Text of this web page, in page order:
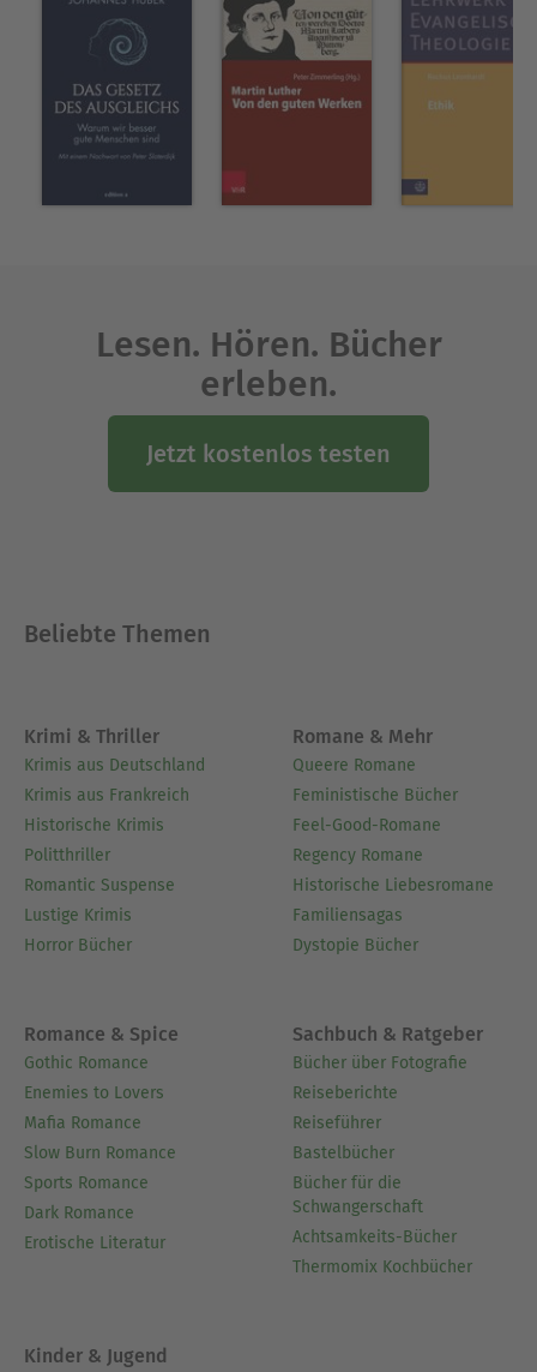
Ausblenden
Lesen. Hören. Bücher
erleben.
Jetzt kostenlos testen
Beliebte Themen
Krimi & Thriller
Krimis aus Deutschland
Krimis aus Frankreich
Historische Krimis
Politthriller
Romantic Suspense
Lustige Krimis
Horror Bücher
Romane & Mehr
Queere Romane
Feministische Bücher
Feel-Good-Romane
Regency Romane
Historische Liebesromane
Familiensagas
Dystopie Bücher
Romance & Spice
Gothic Romance
Enemies to Lovers
Mafia Romance
Slow Burn Romance
Sports Romance
Dark Romance
Erotische Literatur
Sachbuch & Ratgeber
Bücher über Fotografie
Reiseberichte
Reiseführer
Bastelbücher
Bücher für die
Schwangerschaft
Achtsamkeits-Bücher
Thermomix Kochbücher
Kinder & Jugend